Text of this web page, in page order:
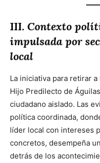
III. Contexto
impulsada por
local
La iniciativa para retirar
Hijo Predilecto de
ciudadano aislado. Las
política coordinada,
líder local con intereses
concretos, desempeña
detrás de los